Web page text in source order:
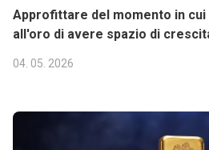
Approfittare del momento in
all'oro di avere spazio di
04. 05. 2026